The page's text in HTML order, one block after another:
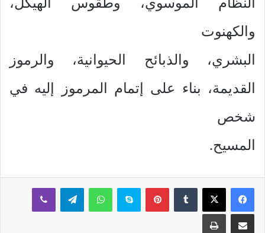
والكهنوت
البشري، والذبائح الحيوانية، والرموز
القديمة، بناء على إتمام المرموز إليه في
شخص
المسيح.
بينتيريستسكايب واتساب تيلقرام ڤايبر
مشاركة عبر البريد طباعة